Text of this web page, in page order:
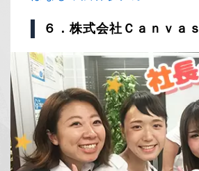
６．株式会社Ｃａｎｖａｓ